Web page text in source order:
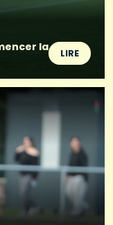
la
LIRE